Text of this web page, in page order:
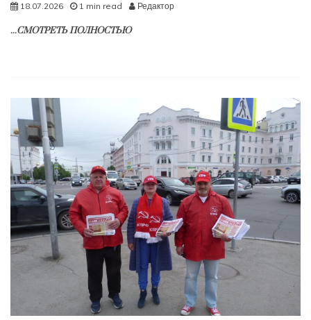
18.07.2026 1 min read Редактор
...СМОТРЕТЬ ПОЛНОСТЬЮ